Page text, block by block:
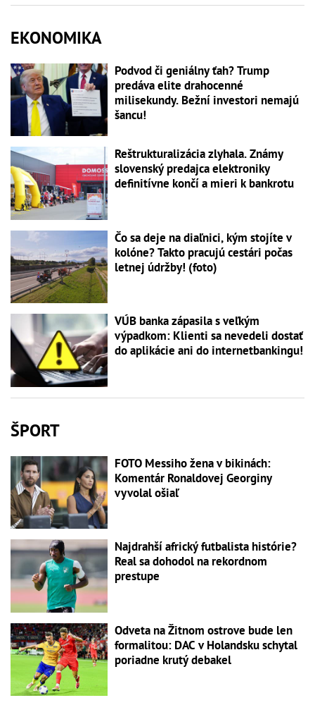
EKONOMIKA
Podvod či geniálny ťah? Trump
predáva elite drahocenné
milisekundy. Bežní investori nemajú
šancu!
Reštrukturalizácia zlyhala. Známy
slovenský predajca elektroniky
definitívne končí a mieri k bankrotu
Čo sa deje na diaľnici, kým stojíte v
kolóne? Takto pracujú cestári počas
letnej údržby! (foto)
VÚB banka zápasila s veľkým
výpadkom: Klienti sa nevedeli dostať
do aplikácie ani do internetbankingu!
ŠPORT
FOTO Messiho žena v bikinách:
Komentár Ronaldovej Georginy
vyvolal ošiaľ
Najdrahší africký futbalista histórie?
Real sa dohodol na rekordnom
prestupe
Odveta na Žitnom ostrove bude len
formalitou: DAC v Holandsku schytal
poriadne krutý debakel